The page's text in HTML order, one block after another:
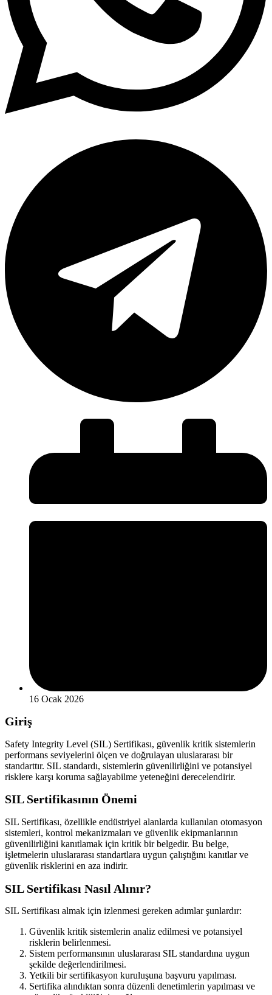
16 Ocak 2026
Giriş
Safety Integrity Level (SIL) Sertifikası, güvenlik kritik sistemlerin
performans seviyelerini ölçen ve doğrulayan uluslararası bir
standarttır. SIL standardı, sistemlerin güvenilirliğini ve potansiyel
risklere karşı koruma sağlayabilme yeteneğini derecelendirir.
SIL Sertifikasının Önemi
SIL Sertifikası, özellikle endüstriyel alanlarda kullanılan otomasyon
sistemleri, kontrol mekanizmaları ve güvenlik ekipmanlarının
güvenilirliğini kanıtlamak için kritik bir belgedir. Bu belge,
işletmelerin uluslararası standartlara uygun çalıştığını kanıtlar ve
güvenlik risklerini en aza indirir.
SIL Sertifikası Nasıl Alınır?
SIL Sertifikası almak için izlenmesi gereken adımlar şunlardır:
Güvenlik kritik sistemlerin analiz edilmesi ve potansiyel
risklerin belirlenmesi.
Sistem performansının uluslararası SIL standardına uygun
şekilde değerlendirilmesi.
Yetkili bir sertifikasyon kuruluşuna başvuru yapılması.
Sertifika alındıktan sonra düzenli denetimlerin yapılması ve